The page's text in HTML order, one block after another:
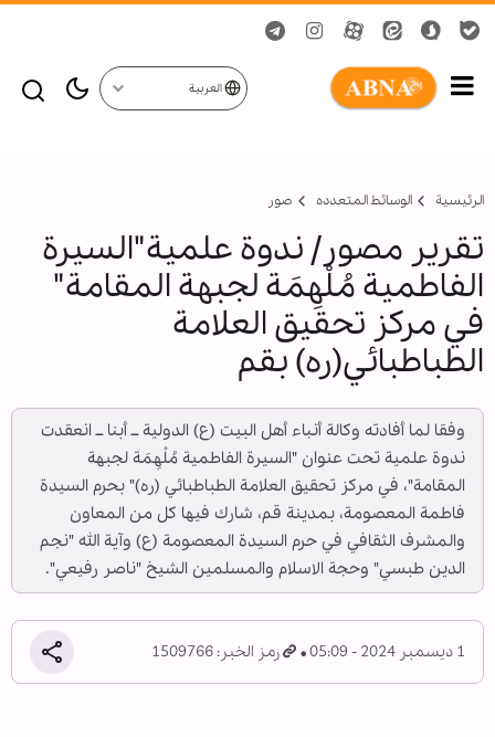
العربية
الرئيسية الوسائط المتعدده صور
تقرير مصور/ ندوة علمية"السيرة
الفاطمية مُلْهِمَة لجبهة المقامة"
في مركز تحقيق العلامة
الطباطبائي(ره) بقم
وفقا لما أفادته وكالة أنباء أهل البيت (ع) الدولية ــ أبنا ــ انعقدت
ندوة علمية تحت عنوان "السيرة الفاطمية مُلْهِمَة لجبهة
المقامة"، في مركز تحقيق العلامة الطباطبائي (ره)" بحرم السيدة
فاطمة المعصومة، بمدينة قم، شارك فيها كل من المعاون
والمشرف الثقافي في حرم السيدة المعصومة (ع) وآية الله "نجم
الدين طبسي" وحجة الاسلام والمسلمين الشيخ "ناصر رفيعي".
1 ديسمبر 2024 - 05:09 رمز الخبر: 1509766